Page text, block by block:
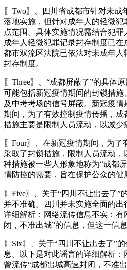
〖Two〗、四川省成都市针对未成
落地实施，但针对成年人的轻微
点范围。具体实施情况需结合犯
成年人轻微犯罪记录封存制度已
都市双流区法院已依法对未成年
封存制度。
〖Three〗、“成都屏蔽了”的具体
可能包括新冠疫情期间的封锁措
及中考考场的信号屏蔽。新冠疫
期间，为了有效控制疫情传播，
措施主要是限制人员流动，以减少
〖Four〗、在新冠疫情期间，为
采取了封锁措施，限制人员流动
种措施被一些人形象地称为“成都
情防控的需要，旨在保护公众的健
〖Five〗、关于“四川不让出去了”
并不准确。四川并未实施全面的
详细解析：网络流传信息不实：有
闭，不准出城”的信息，但这一信
〖Six〗、关于“四川不让出去了”
息。以下是对此谣言的详细解析
曾流传“成都出城高速封闭，不准